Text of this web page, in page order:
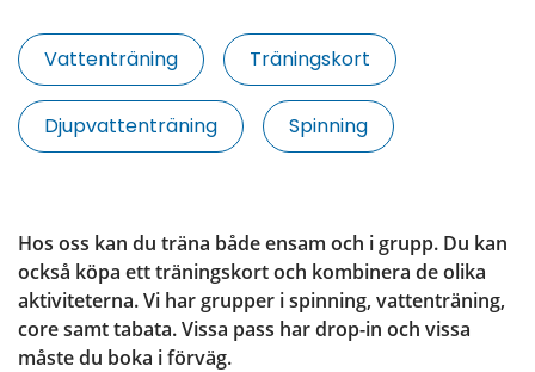
Vattenträning Träningskort
Djupvattenträning Spinning
Hos oss kan du träna både ensam och i grupp. Du kan
också köpa ett träningskort och kombinera de olika
aktiviteterna. Vi har grupper i spinning, vattenträning,
core samt tabata. Vissa pass har drop-in och vissa
måste du boka i förväg.